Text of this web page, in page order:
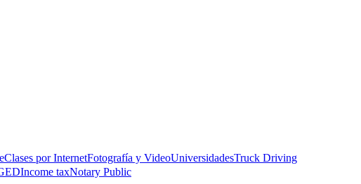
Clases por InternetFotografía y VideoUniversidadesTruck Driving
Income taxNotary Public